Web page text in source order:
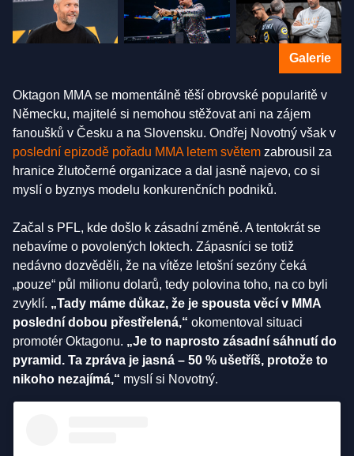
Galerie
Oktagon MMA se momentálně těší obrovské popularitě v
Německu, majitelé si nemohou stěžovat ani na zájem
fanoušků v Česku a na Slovensku. Ondřej Novotný však v
poslední epizodě pořadu MMA letem světem zabrousil za
hranice žlutočerné organizace a dal jasně najevo, co si
myslí o byznys modelu konkurenčních podniků.
Začal s PFL, kde došlo k zásadní změně. A tentokrát se
nebavíme o povolených loktech. Zápasníci se totiž
nedávno dozvěděli, že na vítěze letošní sezóny čeká
„pouze“ půl milionu dolarů, tedy polovina toho, na co byli
zvyklí. „Tady máme důkaz, že je spousta věcí v MMA
poslední dobou přestřelená,“ okomentoval situaci
promotér Oktagonu. „Je to naprosto zásadní sáhnutí do
pyramid. Ta zpráva je jasná – 50 % ušetříš, protože to
nikoho nezajímá,“ myslí si Novotný.